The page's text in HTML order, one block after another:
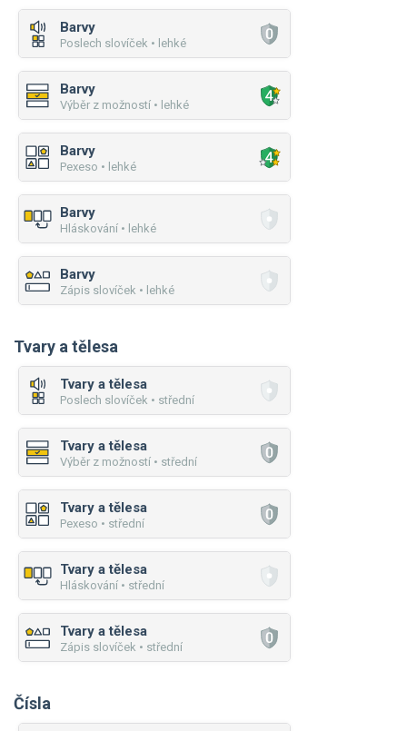
Barvy
Poslech slovíček • lehké
Barvy
Výběr z možností • lehké
Barvy
Pexeso • lehké
Barvy
Hláskování • lehké
Barvy
Zápis slovíček • lehké
Tvary a tělesa
Tvary a tělesa
Poslech slovíček • střední
Tvary a tělesa
Výběr z možností • střední
Tvary a tělesa
Pexeso • střední
Tvary a tělesa
Hláskování • střední
Tvary a tělesa
Zápis slovíček • střední
Čísla